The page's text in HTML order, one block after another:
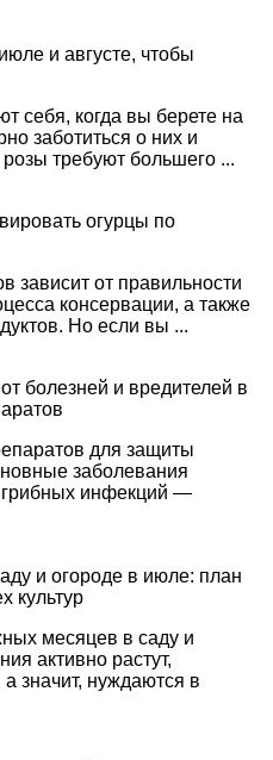
и августе, чтобы
себя, когда вы берете на
заботиться о них и
требуют большего ...
огурцы по
зависит от правильности
консервации, а также
Но если вы ...
болезней и вредителей в
для защиты
заболевания
инфекций —
и огороде в июле: план
культур
месяцев в саду и
активно растут,
значит, нуждаются в